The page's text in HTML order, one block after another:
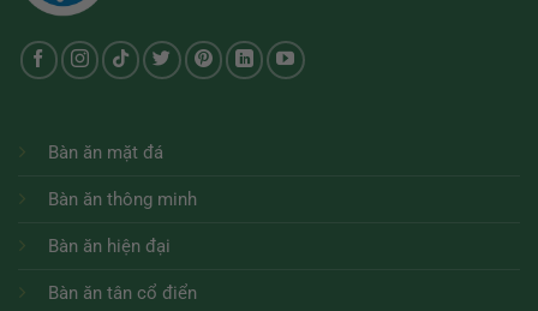
Bàn ăn mặt đá
Bàn ăn thông minh
Bàn ăn hiện đại
Bàn ăn tân cổ điển